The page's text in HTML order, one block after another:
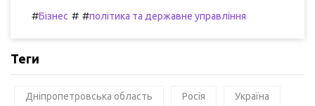
#Бізнес # #політика та державне управління
Теги
Дніпропетровська область Росія Україна